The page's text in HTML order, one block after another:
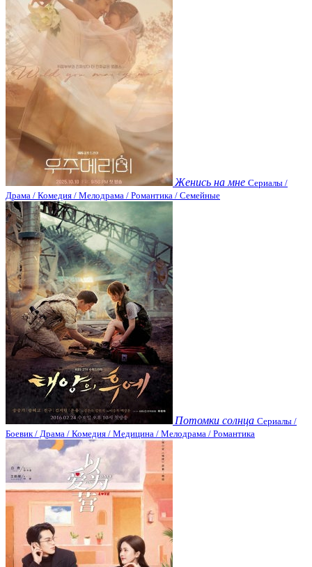
Женись на мне Сериалы /
Драма / Комедия / Мелодрама / Романтика / Семейные
Потомки солнца Сериалы /
Боевик / Драма / Комедия / Медицина / Мелодрама / Романтика